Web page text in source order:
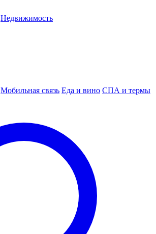
Недвижимость
Мобильная связь Еда и вино СПА и термы